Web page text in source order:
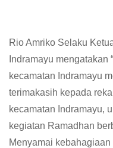
Rio Amriko Selaku
Indramayu mengatakan
kecamatan Indramayu
terimakasih kepada
kecamatan Indramayu,
kegiatan Ramadhan
Menyamai